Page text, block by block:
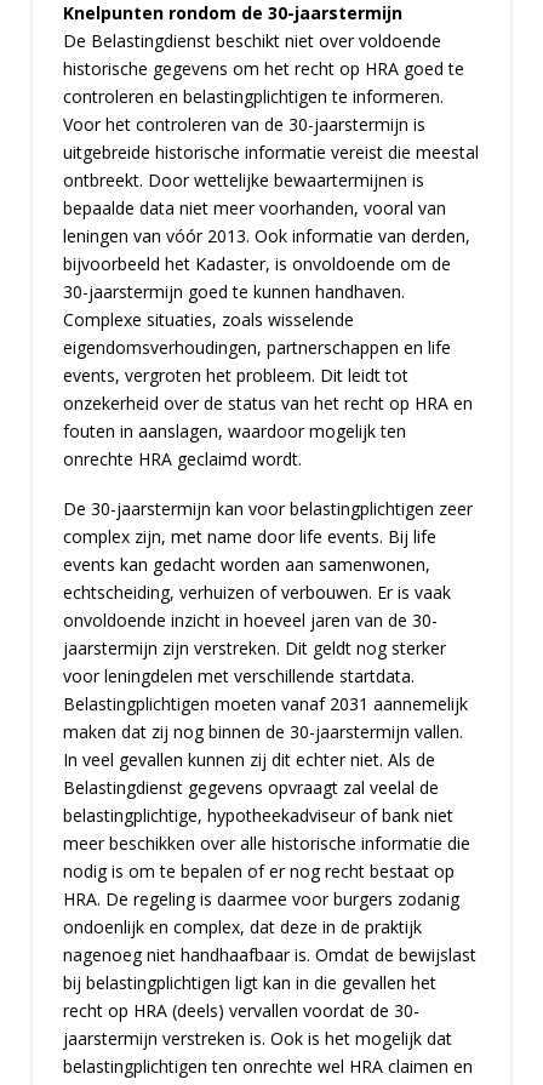
Knelpunten rondom de 30-jaarstermijn
De Belastingdienst beschikt niet over voldoende
historische gegevens om het recht op HRA goed te
controleren en belastingplichtigen te informeren.
Voor het controleren van de 30-jaarstermijn is
uitgebreide historische informatie vereist die meestal
ontbreekt. Door wettelijke bewaartermijnen is
bepaalde data niet meer voorhanden, vooral van
leningen van vóór 2013. Ook informatie van derden,
bijvoorbeeld het Kadaster, is onvoldoende om de
30-jaarstermijn goed te kunnen handhaven.
Complexe situaties, zoals wisselende
eigendomsverhoudingen, partnerschappen en life
events, vergroten het probleem. Dit leidt tot
onzekerheid over de status van het recht op HRA en
fouten in aanslagen, waardoor mogelijk ten
onrechte HRA geclaimd wordt.
De 30-jaarstermijn kan voor belastingplichtigen zeer
complex zijn, met name door life events. Bij life
events kan gedacht worden aan samenwonen,
echtscheiding, verhuizen of verbouwen. Er is vaak
onvoldoende inzicht in hoeveel jaren van de 30-
jaarstermijn zijn verstreken. Dit geldt nog sterker
voor leningdelen met verschillende startdata.
Belastingplichtigen moeten vanaf 2031 aannemelijk
maken dat zij nog binnen de 30-jaarstermijn vallen.
In veel gevallen kunnen zij dit echter niet. Als de
Belastingdienst gegevens opvraagt zal veelal de
belastingplichtige, hypotheekadviseur of bank niet
meer beschikken over alle historische informatie die
nodig is om te bepalen of er nog recht bestaat op
HRA. De regeling is daarmee voor burgers zodanig
ondoenlijk en complex, dat deze in de praktijk
nagenoeg niet handhaafbaar is. Omdat de bewijslast
bij belastingplichtigen ligt kan in die gevallen het
recht op HRA (deels) vervallen voordat de 30-
jaarstermijn verstreken is. Ook is het mogelijk dat
belastingplichtigen ten onrechte wel HRA claimen en